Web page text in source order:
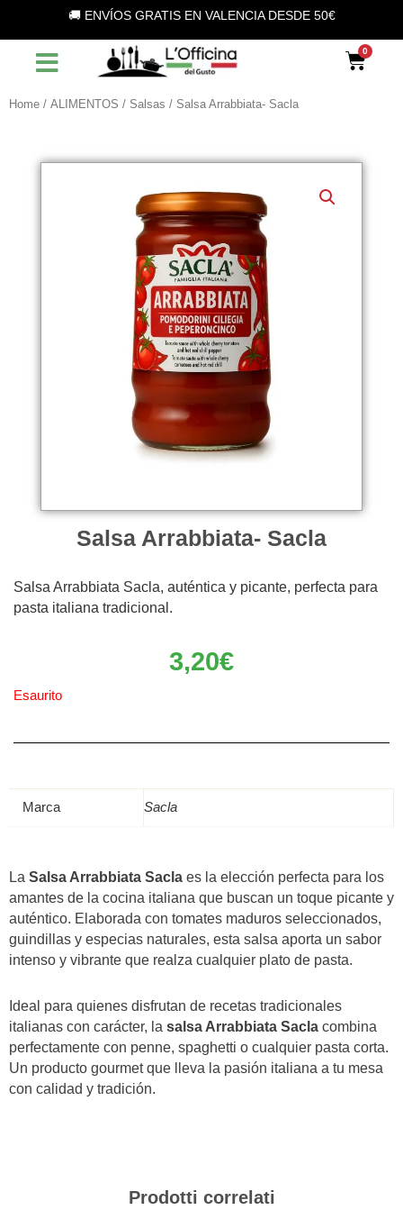
contenuto
🚚 ENVÍOS GRATIS EN VALENCIA DESDE 50€
Home / ALIMENTOS / Salsas / Salsa Arrabbiata- Sacla
Salsa Arrabbiata- Sacla
Salsa Arrabbiata Sacla, auténtica y picante, perfecta para
pasta italiana tradicional.
3,20€
Esaurito
Marca Sacla
La Salsa Arrabbiata Sacla es la elección perfecta para los
amantes de la cocina italiana que buscan un toque picante y
auténtico. Elaborada con tomates maduros seleccionados,
guindillas y especias naturales, esta salsa aporta un sabor
intenso y vibrante que realza cualquier plato de pasta.
Ideal para quienes disfrutan de recetas tradicionales
italianas con carácter, la salsa Arrabbiata Sacla combina
perfectamente con penne, spaghetti o cualquier pasta corta.
Un producto gourmet que lleva la pasión italiana a tu mesa
con calidad y tradición.
Prodotti correlati